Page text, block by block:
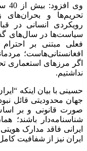
تحریم‌ها و بحران‌های
رویکردی انسانی در
سیاست‌ها در سال‌های
فعلی مبتنی بر
افغانستانی‌هاست؛
اگر مرزهای استعماری
نداشتیم.
جهان محدودیتی قائل
صورت قانونی و بر
شناسنامه‌دار باشند؛
ایرانی فاقد مدارک
ایران نیز از شفافیت